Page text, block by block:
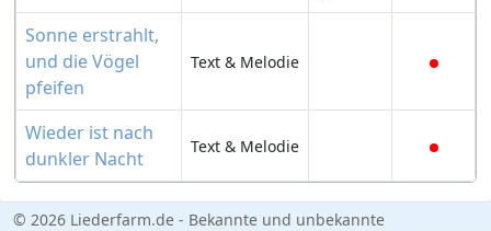
Sonne erstrahlt,
und die Vögel
pfeifen
Text & Melodie
Wieder ist nach
dunkler Nacht
Text & Melodie
© 2026 Liederfarm.de - Bekannte und unbekannte